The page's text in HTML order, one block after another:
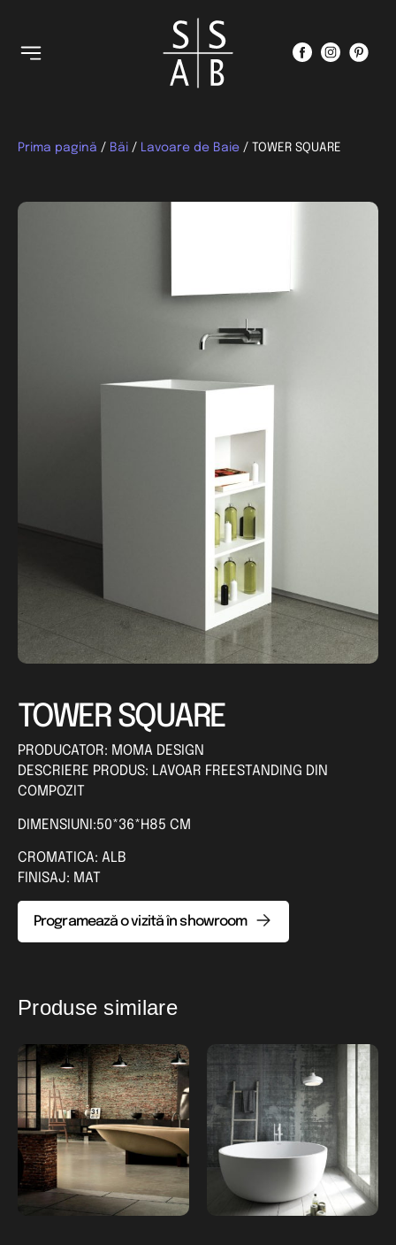
Prima pagină / Băi / Lavoare de Baie / TOWER SQUARE
TOWER SQUARE
PRODUCATOR: MOMA DESIGN
DESCRIERE PRODUS: LAVOAR FREESTANDING DIN
COMPOZIT
DIMENSIUNI:50*36*H85 CM
CROMATICA: ALB
FINISAJ: MAT
Programează o vizită în showroom
Produse similare